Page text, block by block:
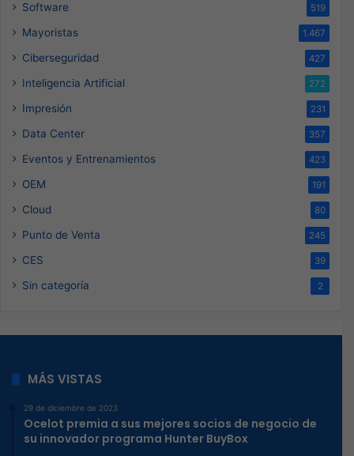
Software 519
Mayoristas 1.467
Ciberseguridad 427
Inteligencia Artificial 272
Impresión 231
Data Center 357
Eventos y Entrenamientos 423
OEM 191
Cloud 80
Punto de Venta 245
CES 39
Sin categoría 2
MÁS VISTAS
29 de diciembre de 2023
Ocelot premia a sus mejores socios de negocio de
su innovador programa Hunter BuyBox